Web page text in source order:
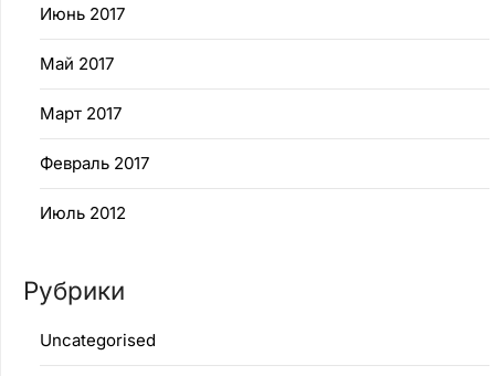
Июнь 2017
Май 2017
Март 2017
Февраль 2017
Июль 2012
Рубрики
Uncategorised